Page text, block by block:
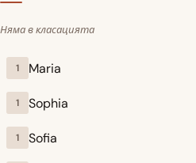
Няма в класацията
1 Maria
1 Sophia
1 Sofia